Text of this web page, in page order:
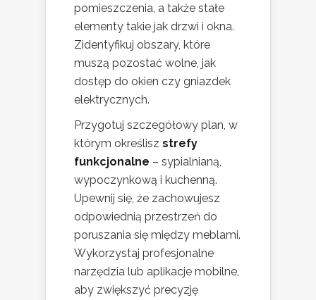
pomieszczenia, a także stałe
elementy takie jak drzwi i okna.
Zidentyfikuj obszary, które
muszą pozostać wolne, jak
dostęp do okien czy gniazdek
elektrycznych.
Przygotuj szczegółowy plan, w
którym określisz strefy
funkcjonalne – sypialnianą,
wypoczynkową i kuchenną.
Upewnij się, że zachowujesz
odpowiednią przestrzeń do
poruszania się między meblami.
Wykorzystaj profesjonalne
narzędzia lub aplikacje mobilne,
aby zwiększyć precyzję